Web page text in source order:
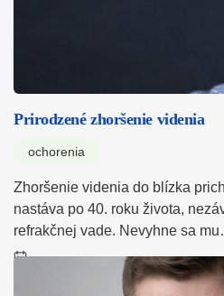
Prirodzené zhoršenie videnia
ochorenia
Zhoršenie videnia do blízka
nastáva po 40. roku života,
refrakčnej vade. Nevyhne sa